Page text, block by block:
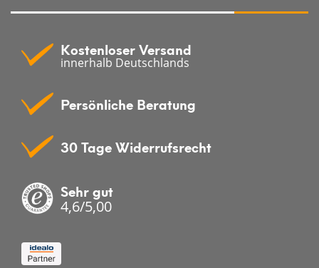
Kostenloser Versand
innerhalb Deutschlands
Persönliche Beratung
30 Tage Widerrufsrecht
Sehr gut
4,6/5,00